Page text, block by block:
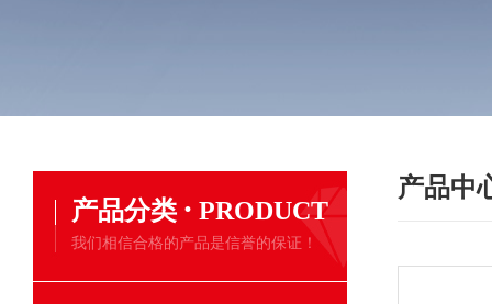
产品分类 · PRODUCT
我们相信合格的产品是信誉的保证！
产品中